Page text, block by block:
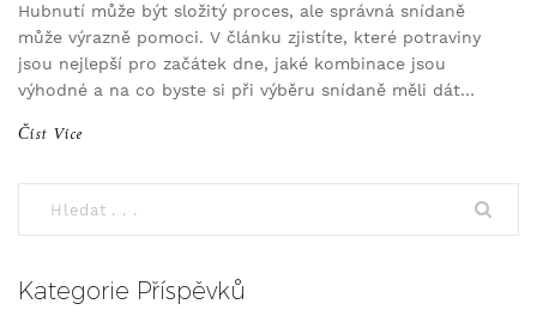
Hubnutí může být složitý proces, ale správná snídaně
může výrazně pomoci. V článku zjistíte, které potraviny
jsou nejlepší pro začátek dne, jaké kombinace jsou
výhodné a na co byste si při výběru snídaně měli dát
a vyvážených jídel.
Číst Více
Kategorie Příspěvků